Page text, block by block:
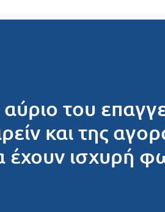
του
και της
έχουν ισχυρή